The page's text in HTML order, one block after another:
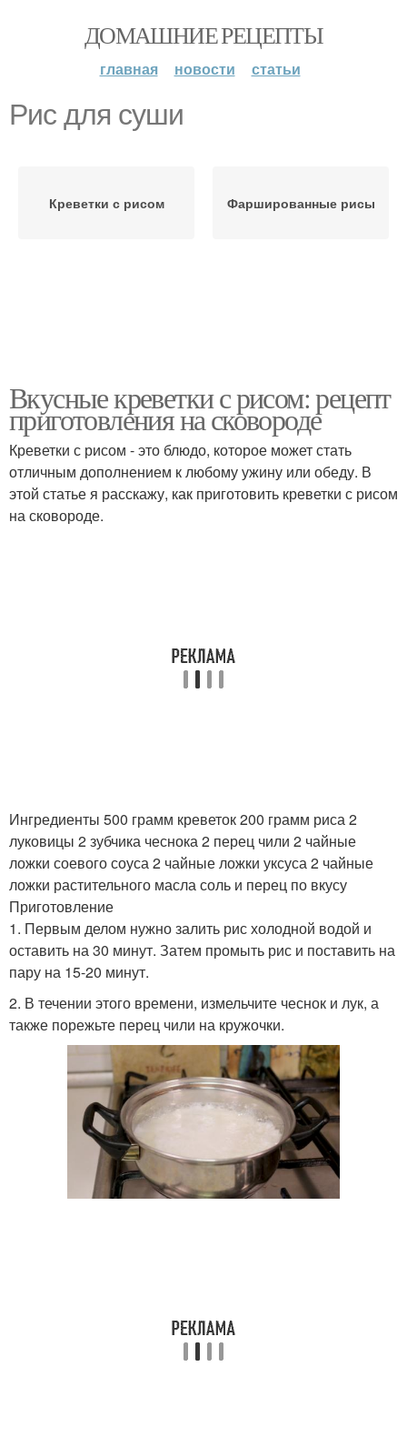
ДОМАШНИЕ РЕЦЕПТЫ
главная новости статьи
Рис для суши
Креветки с рисом Фаршированные рисы
Вкусные креветки с рисом: рецепт
приготовления на сковороде
Креветки с рисом - это блюдо, которое может стать
отличным дополнением к любому ужину или обеду. В
этой статье я расскажу, как приготовить креветки с рисом
на сковороде.
Ингредиенты 500 грамм креветок 200 грамм риса 2
луковицы 2 зубчика чеснока 2 перец чили 2 чайные
ложки соевого соуса 2 чайные ложки уксуса 2 чайные
ложки растительного масла соль и перец по вкусу
Приготовление
1. Первым делом нужно залить рис холодной водой и
оставить на 30 минут. Затем промыть рис и поставить на
пару на 15-20 минут.
2. В течении этого времени, измельчите чеснок и лук, а
также порежьте перец чили на кружочки.